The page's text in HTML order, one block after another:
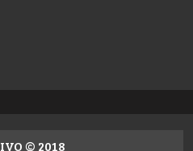
© 2018